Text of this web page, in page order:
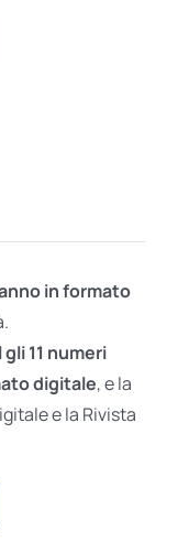
in formato
gli 11 numeri
digitale, e la
e la Rivista